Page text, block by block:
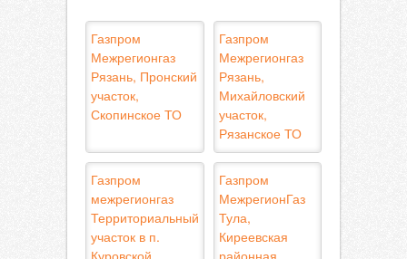
Газпром
Межрегионгаз
Рязань, Пронский
участок,
Скопинское ТО
Газпром
Межрегионгаз
Рязань,
Михайловский
участок,
Рязанское ТО
Газпром
межрегионгаз
Территориальный
участок в п.
Куровской
Газпром
МежрегионГаз
Тула,
Киреевская
районная